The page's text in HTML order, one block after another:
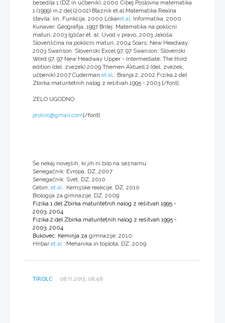
besedila 1 (DZ in učbenik), 2000 Čibej:Poslovna matematika
1.(1999) in 2.del (2002) Blaznik et.al:Matematika:Realna
števila, lin. Funkcija, 2000 Lokaret.al: Informatika, 2000
Kunaver: Geografija, 1997 Brilej: Matematika na poklicni
maturi, 2003 Igličar et. al: Uvod v pravo, 2003 Jakoša:
Slovenščina na poklicni maturi, 2004 Soars: New Headway,
2003 Swanson: Slovenski Excel 97, 97 Swanson: Slovenski
Word 97, 97 New Headway Upper - Intermediate, The third
edition (del. zvezek) 2009 Themen Aktuell 2 (del. zvezek,
učbenik) 2007 Cuderman et.al .: Branja 2, 2002 Fizika 2.del
Zbirka maturitetnih nalog z rešitvah 1995 - 2003 [/font]
ZELO UGODNO
jeskirc@gmail.com[/font]
Še nekaj novejših, ki jih ni bilo na seznamu:
Senegačnik: Evropa, DZ, 2007
Senegačnik: Svet, DZ, 2010
Cebin, et.al .: Kemijske reakcije, DZ, 2010
Biologija za gimnazije, DZ, 2009
Fizika 1.del Zbirka maturitetnih nalog z rešitvah 1995 -
2003, 2004
Fizika 2.del Zbirka maturitetnih nalog z rešitvah 1995 -
2003, 2004
Bukovec: Keminja za gimnazije, 2010
Hribar et.al : Mehanika in toplota, DZ, 2009
TIROLC 08.11.2013, 08:48